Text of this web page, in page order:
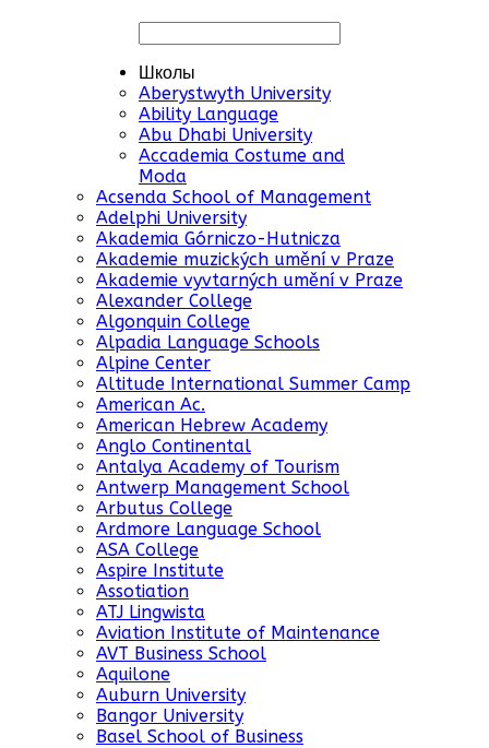
Школы
Aberystwyth University
Ability Language
Abu Dhabi University
Accademia Costume and
Moda
Acsenda School of Management
Adelphi University
Akademia Górniczo-Hutnicza
Akademie muzických umění v Praze
Akademie vyvtarných umění v Praze
Alexander College
Algonquin College
Alpadia Language Schools
Alpine Center
Altitude International Summer Camp
American Ac.
American Hebrew Academy
Anglo Continental
Antalya Academy of Tourism
Antwerp Management School
Arbutus College
Ardmore Language School
ASA College
Aspire Institute
Assotiation
ATJ Lingwista
Aviation Institute of Maintenance
AVT Business School
Aquilone
Auburn University
Bangor University
Basel School of Business